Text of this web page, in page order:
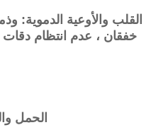
القلب والأوعية الدموية:
خفقان ، عدم انتظام
الحمل